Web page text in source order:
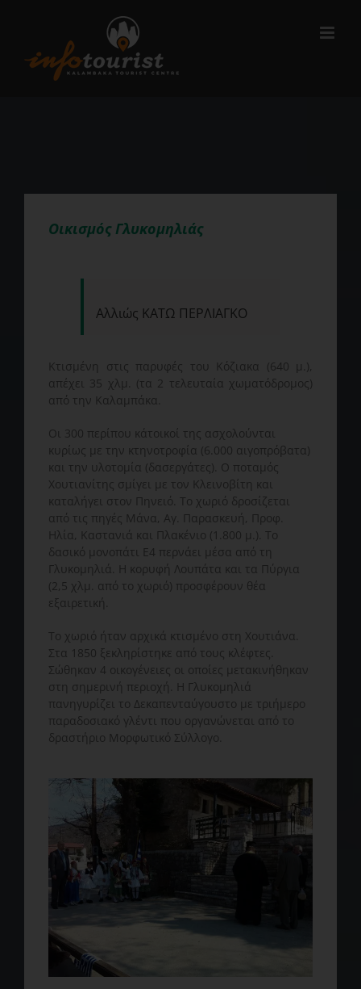
Οικισμός Γλυκομηλιάς
Αλλιώς ΚΑΤΩ ΠΕΡΛΙΑΓΚΟ
Κτισμένη στις παρυφές του Κόζιακα (640 μ.),
απέχει 35 χλμ. (τα 2 τελευταία χωματόδρομος)
από την Καλαμπάκα.
Οι 300 περίπου κάτοικοί της ασχολούνται
κυρίως με την κτηνοτροφία (6.000 αιγοπρόβατα)
και την υλοτομία (δασεργάτες). Ο ποταμός
Χουτιανίτης σμίγει με τον Κλεινοβίτη και
καταλήγει στον Πηνειό. Το χωριό δροσίζεται
από τις πηγές Μάνα, Αγ. Παρασκευή, Προφ.
Ηλία, Καστανιά και Πλακένιο (1.800 μ.). Το
δασικό μονοπάτι Ε4 περνάει μέσα από τη
Γλυκομηλιά. Η κορυφή Λουπάτα και τα Πύργια
(2,5 χλμ. από το χωριό) προσφέρουν θέα
εξαιρετική.
Το χωριό ήταν αρχικά κτισμένο στη Χουτιάνα.
Στα 1850 ξεκληρίστηκε από τους κλέφτες.
Σώθηκαν 4 οικογένειες οι οποίες μετακινήθηκαν
στη σημερινή περιοχή. Η Γλυκομηλιά
πανηγυρίζει το Δεκαπενταύγουστο με τριήμερο
παραδοσιακό γλέντι που οργανώνεται από το
δραστήριο Μορφωτικό Σύλλογο.